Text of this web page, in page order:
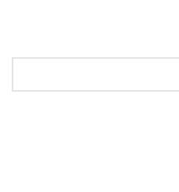
Agenda tu